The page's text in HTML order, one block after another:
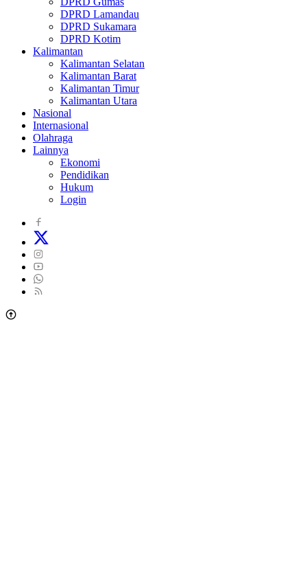
DPRD Lamandau
DPRD Sukamara
DPRD Kotim
Kalimantan
Kalimantan Selatan
Kalimantan Barat
Kalimantan Timur
Kalimantan Utara
Nasional
Internasional
Olahraga
Lainnya
Ekonomi
Pendidikan
Hukum
Login